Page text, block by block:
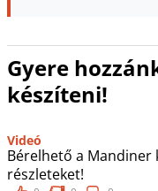
Gyere
készíteni!
Videó
Bérelhető a
részleteket!